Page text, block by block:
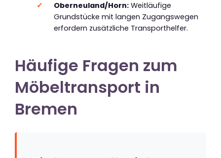
Oberneuland/Horn:Weitläufige
Grundstücke mit langen Zugangswegen
erfordern zusätzliche Transporthelfer.
Häufige Fragen zum
Möbeltransport in
Bremen